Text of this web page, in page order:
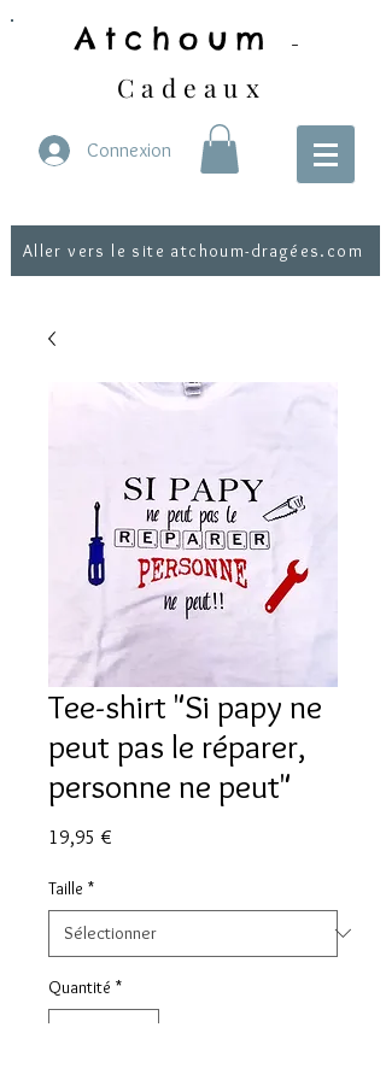
Atchoum -
Cadeaux
Connexion
Aller vers le site atchoum-dragées.com
Tee-shirt "Si papy ne
peut pas le réparer,
personne ne peut"
19,95 €
Taille *
Quantité *